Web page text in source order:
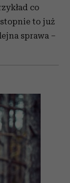
co
to już
sprawa –